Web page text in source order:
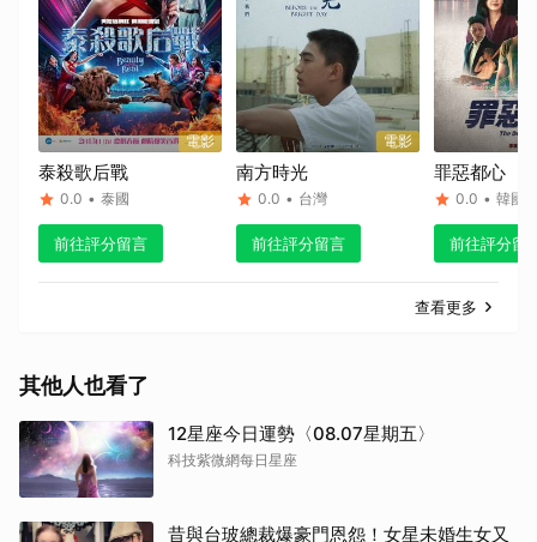
電影
泰殺歌后戰
0.0 • 泰國
前往評分留言
電影
南方時光
0.0 • 台灣
前往評分留言
罪惡都心
0.0 • 韓國
前往評分留
查看更多
其他人也看了
12星座今日運勢〈08.07星期五〉
科技紫微網每日星座
昔與台玻總裁爆豪門恩怨！女星未婚生女又